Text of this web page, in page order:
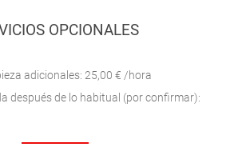
OPCIONALES
adicionales: 25,00 € /hora
después de lo habitual (por confirmar):